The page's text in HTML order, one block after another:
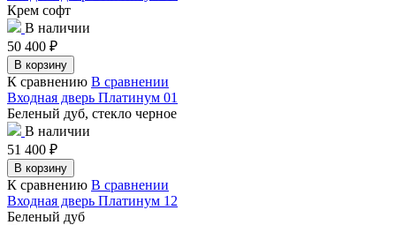
Крем софт
В наличии
50 400 ₽
В корзину
К сравнению В сравнении
Входная дверь Платинум 01
Беленый дуб, стекло черное
В наличии
51 400 ₽
В корзину
К сравнению В сравнении
Входная дверь Платинум 12
Беленый дуб